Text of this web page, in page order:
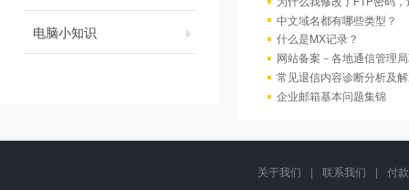
电脑小知识
中文域名都有哪些类型？
什么是MX记录？
网站备案－各地通信管理
常见退信内容诊断分析及
企业邮箱基本问题集锦
关于我们 | 联系我们 |
付